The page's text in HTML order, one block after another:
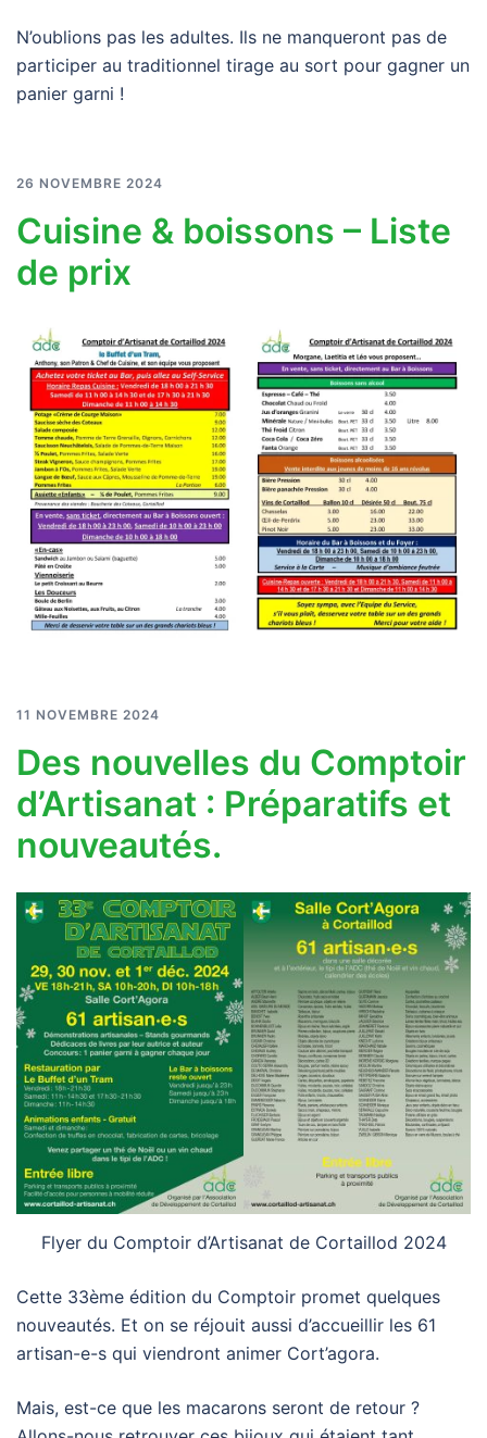
N’oublions pas les adultes. Ils ne manqueront pas de
participer au traditionnel tirage au sort pour gagner un
panier garni !
26 NOVEMBRE 2024
Cuisine & boissons – Liste
de prix
11 NOVEMBRE 2024
Des nouvelles du Comptoir
d’Artisanat : Préparatifs et
nouveautés.
Flyer du Comptoir d’Artisanat de Cortaillod 2024
Cette 33ème édition du Comptoir promet quelques
nouveautés. Et on se réjouit aussi d’accueillir les 61
artisan-e-s qui viendront animer Cort’agora.
Mais, est-ce que les macarons seront de retour ?